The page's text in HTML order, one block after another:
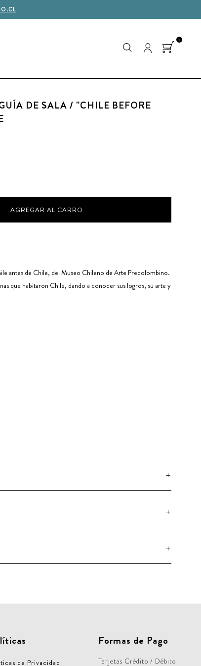
1
DE SALA / "CHILE BEFORE
AGREGAR AL CARRO
antes de Chile, del Museo Chileno de Arte Precolombino.
que habitaron Chile, dando a conocer sus logros, su arte y
de Privacidad
Formas de Pago
Tarjetas Crédito / Débito